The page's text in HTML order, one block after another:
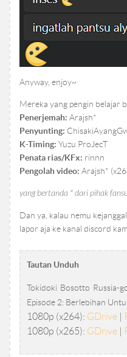
Anyway, enjoy~
Mereka yang pengin belajar
Penerjemah: Arajsh*
Penyunting:
K-Timing: Yuzu ProJecT
Penata rias/KFx: rinnn
Pengolah video: Arajsh*
yang bertanda * dari pihak
Dan ya, kalau nemu
lapor aja ke kanal discord
Tautan Unduh
Tokidoki Bosotto Russia-
Episode 2: Berlebihan
1080p (x264): GDrive
1080p (x265): GDrive